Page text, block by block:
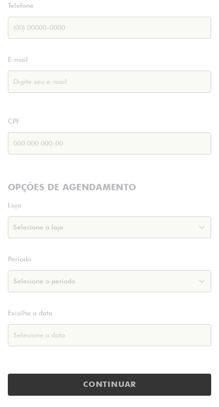
Telefone
E-mail
CPF
OPÇÕES DE AGENDAMENTO
Loja
Período
Escolha a data
CONTINUAR